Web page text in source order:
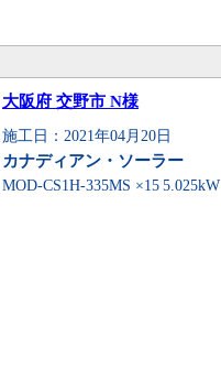
大阪府 交野市 N様
施工日：2021年04月20日
カナディアン・ソーラー
MOD-CS1H-335MS ×15 5.025kW